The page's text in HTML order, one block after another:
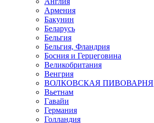
Армения
Бакунин
Беларусь
Бельгия
Бельгия, Фландрия
Босния и Герцеговина
Великобритания
Венгрия
ВОЛКОВСКАЯ ПИВОВАРНЯ
Вьетнам
Гавайи
Германия
Голландия